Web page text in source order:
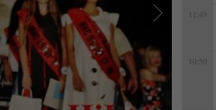
11:49
10:50